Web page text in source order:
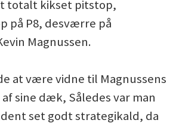
totalt kikset pitstop,
på P8, desværre på
Magnussen.
at være vidne til Magnussens
sine dæk, Således var man
set godt strategikald, da